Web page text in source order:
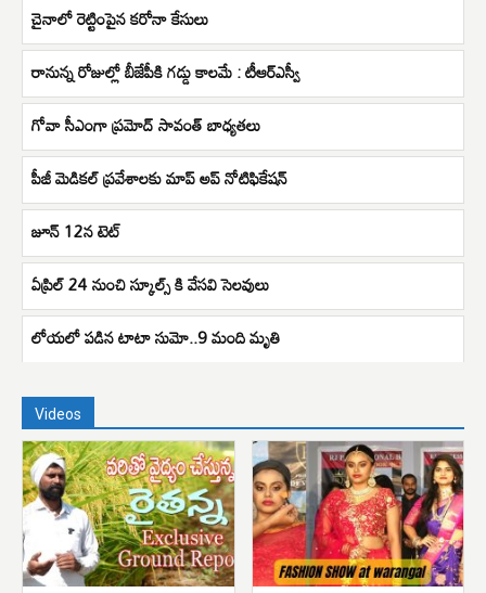
చైనాలో రెట్టింపైన కరోనా కేసులు
రానున్న రోజుల్లో బీజేపీకి గడ్డు కాలమే : టీఆర్ఎస్వీ
గోవా సీఎంగా ప్రమోద్ సావంత్ బాధ్యతలు
పీజీ మెడికల్ ప్రవేశాలకు మాప్ అప్ నోటిఫికేషన్
జూన్ 12న టెట్
ఏప్రిల్ 24 నుంచి స్కూల్స్ కి వేసవి సెలవులు
లోయలో పడిన టాటా సుమో..9 మంది మృతి
Videos